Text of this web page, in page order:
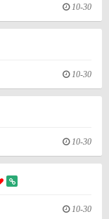
10-30
10-30
10-30
10-30